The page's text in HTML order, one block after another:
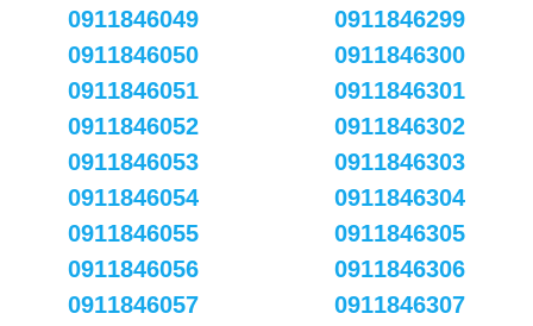
0911846049
0911846050
0911846051
0911846052
0911846053
0911846054
0911846055
0911846056
0911846057
0911846299
0911846300
0911846301
0911846302
0911846303
0911846304
0911846305
0911846306
0911846307